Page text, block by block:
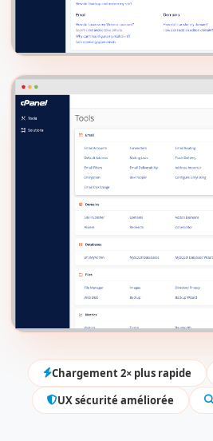
Chargement 2× plus rapide
UX sécurité améliorée